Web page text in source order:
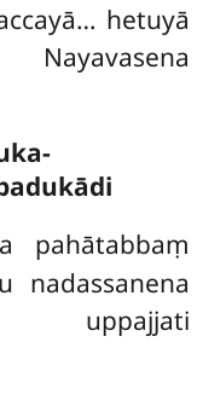
hetuyā
pahātabbaṃ
nadassanena
uppajjati